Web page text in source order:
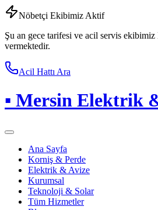
Nöbetçi Ekibimiz Aktif
Şu an gece tarifesi ve acil servis
vermektedir.
Acil Hattı Ara
▪ Mersin Elektrik
Ana Sayfa
Korniş & Perde
Elektrik & Avize
Kurumsal
Teknoloji & Solar
Tüm Hizmetler